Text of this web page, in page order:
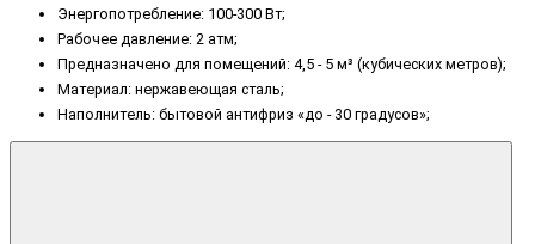
Энергопотребление: 100-300 Вт;
Рабочее давление: 2 атм;
Предназначено для помещений: 4,5 - 5 м³ (кубических метров);
Материал: нержавеющая сталь;
Наполнитель: бытовой антифриз «до - 30 градусов»;